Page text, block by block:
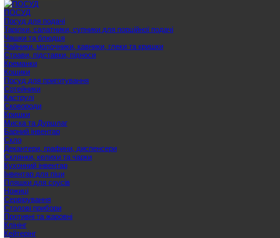
ПОСУД
Посуд для подачі
Тарілки, салатники, супники для порційної подачі
Чашки та блюдця
Чайники, молочники, кавники, глеки та кришки
Страви, підставки, підноси
Креманки
Кошики
Посуд для приготування
Сотейники
Каструлі
Сковороди
Кришки
Миска та Дуршлаг
Барний інвентар
Скло
Декантери, графини, диспенсери
Склянки, келихи та чарки
Кухонний інвентар
Інвентар для піци
Пляшки для соусів
Ножиці
Сервірування
Cтолові прибори
Противні та жаровні
Клінінг
Кейтерінг